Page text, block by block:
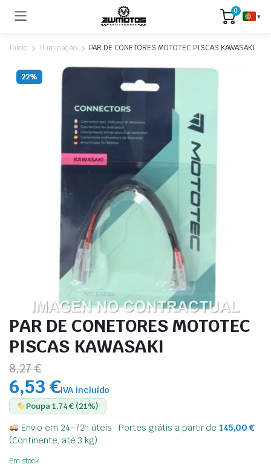
0
▾
Início Iluminação PAR DE CONETORES MOTOTEC PISCAS KAWASAKI
22%
PAR DE CONETORES MOTOTEC
PISCAS KAWASAKI
8,27 €
6,53 €IVA incluído
Poupa 1,74 € (21%)
Envio em 24–72h úteis · Portes grátis a partir de145,00 €
(Continente, até 3 kg)
Em stock